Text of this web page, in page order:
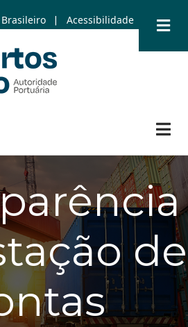
| Acessibilidade
de